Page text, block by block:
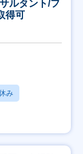
ルタント/フ
得可
み